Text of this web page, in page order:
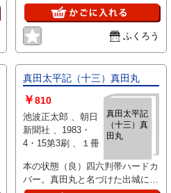
か。父子二代にわたる真田家のド
ラマを忍者の活躍をを配し関ヶ原
合戦大坂の陣などを舞台にふくろう
真田太平記（十三）真田丸
真田太平記
（十三）真
田丸
￥810
池波正太郎 、朝日
新聞社 、1983・
4・15第3刷 、１冊
本の状態（良）四六判帯ハードカ
バー。真田丸と名づけた出城に戦